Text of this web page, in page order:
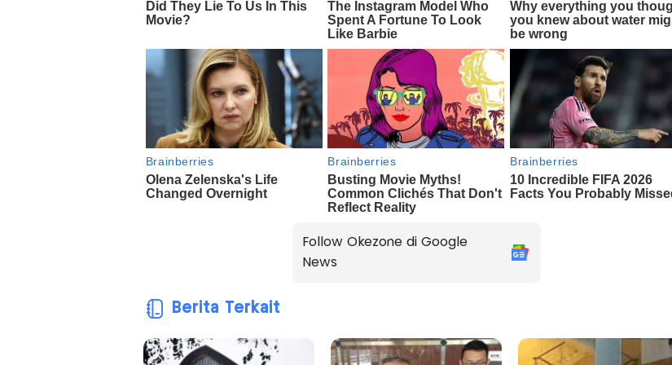
Follow Okezone di Google
News
Berita Terkait